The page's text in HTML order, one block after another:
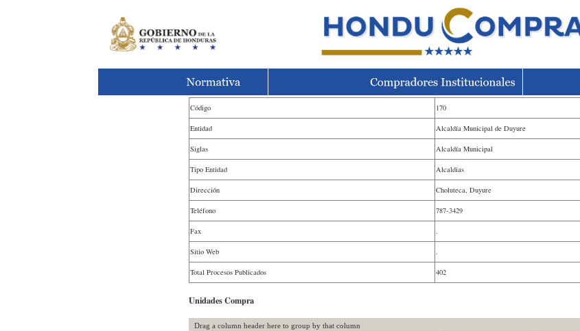
Código 170
Entidad Alcaldía Municipal de Duyure
Siglas Alcaldía Municipal
Tipo Entidad Alcaldias
Dirección Choluteca, Duyure
Teléfono 787-3429
Fax .
Sitio Web .
Total Procesos Publicados 402
Unidades Compra
Drag a column header here to group by that column